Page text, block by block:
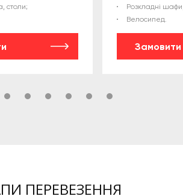
столи;
Розкладні
Велосипед.
Замовити
ПЕРЕВЕЗЕННЯ